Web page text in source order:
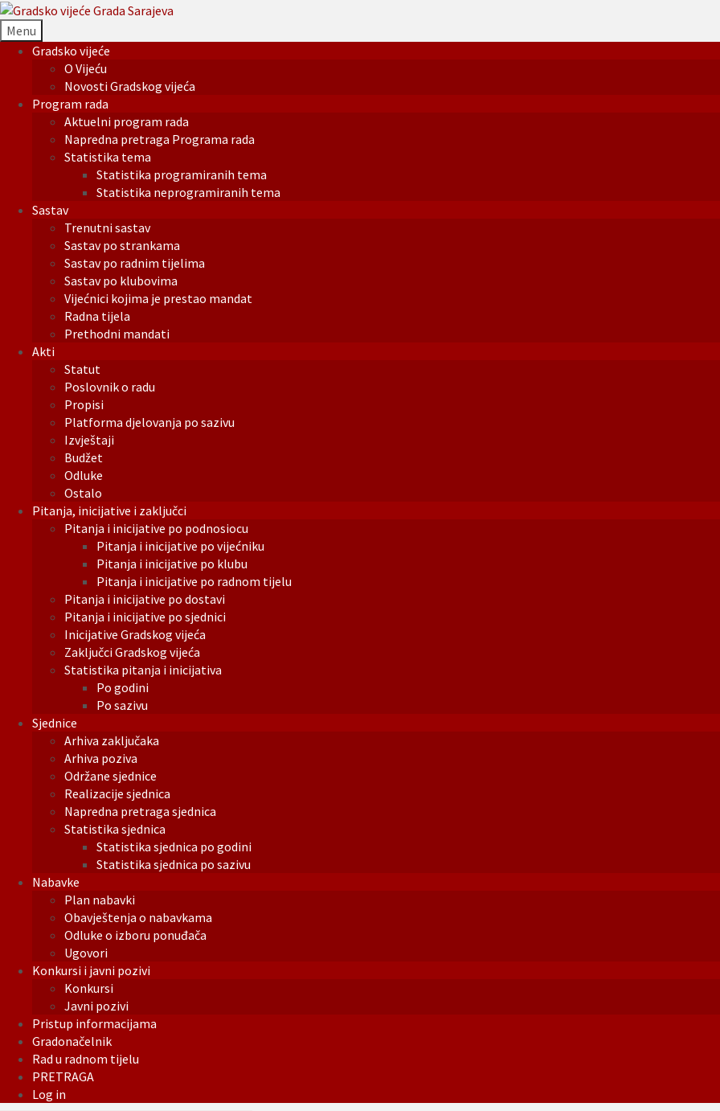
Menu
Gradsko vijeće
O Vijeću
Novosti Gradskog vijeća
Program rada
Aktuelni program rada
Napredna pretraga Programa rada
Statistika tema
Statistika programiranih tema
Statistika neprogramiranih tema
Sastav
Trenutni sastav
Sastav po strankama
Sastav po radnim tijelima
Sastav po klubovima
Vijećnici kojima je prestao mandat
Radna tijela
Prethodni mandati
Akti
Statut
Poslovnik o radu
Propisi
Platforma djelovanja po sazivu
Izvještaji
Budžet
Odluke
Ostalo
Pitanja, inicijative i zaključci
Pitanja i inicijative po podnosiocu
Pitanja i inicijative po vijećniku
Pitanja i inicijative po klubu
Pitanja i inicijative po radnom tijelu
Pitanja i inicijative po dostavi
Pitanja i inicijative po sjednici
Inicijative Gradskog vijeća
Zaključci Gradskog vijeća
Statistika pitanja i inicijativa
Po godini
Po sazivu
Sjednice
Arhiva zaključaka
Arhiva poziva
Održane sjednice
Realizacije sjednica
Napredna pretraga sjednica
Statistika sjednica
Statistika sjednica po godini
Statistika sjednica po sazivu
Nabavke
Plan nabavki
Obavještenja o nabavkama
Odluke o izboru ponuđača
Ugovori
Konkursi i javni pozivi
Konkursi
Javni pozivi
Pristup informacijama
Gradonačelnik
Rad u radnom tijelu
PRETRAGA
Log in